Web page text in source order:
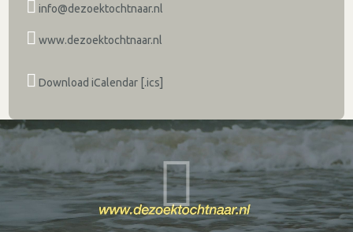
info@dezoektochtnaar.nl
www.dezoektochtnaar.nl
Download iCalendar [.ics]